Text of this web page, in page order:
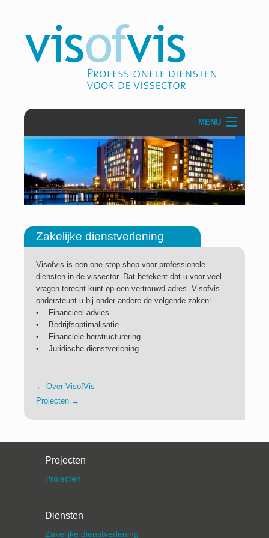
MENU
Over VisofVis
Projecten
Communicatie & PR
Zakelijke dienstverlening
Contact
Zakelijke dienstverlening
Visofvis is een one-stop-shop voor professionele
diensten in de vissector. Dat betekent dat u voor veel
vragen terecht kunt op een vertrouwd adres. Visofvis
ondersteunt u bij onder andere de volgende zaken:
• Financieel advies
• Bedrijfsoptimalisatie
• Financiele herstructurering
• Juridische dienstverlening
← Over VisofVis
Projecten →
Projecten
Projecten
Diensten
Zakelijke dienstverlening